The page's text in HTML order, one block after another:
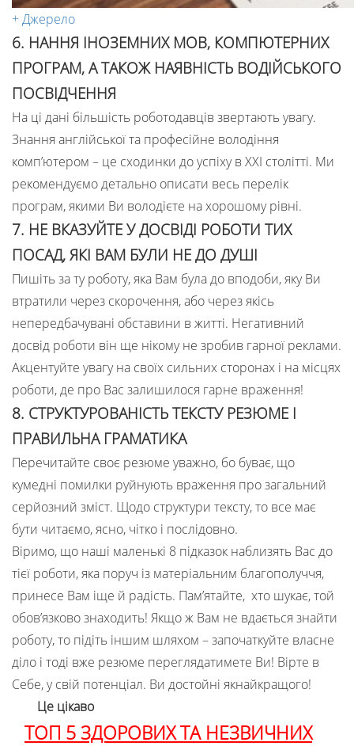
+ Джерело
6. НАННЯ ІНОЗЕМНИХ МОВ, КОМПЮТЕРНИХ
ПРОГРАМ, А ТАКОЖ НАЯВНІСТЬ ВОДІЙСЬКОГО
ПОСВІДЧЕННЯ
На ці дані більшість роботодавців звертають увагу.
Знання англійської та професійне володіння
комп’ютером – це сходинки до успіху в ХХІ столітті. Ми
рекомендуємо детально описати весь перелік
програм, якими Ви володієте на хорошому рівні.
7. НЕ ВКАЗУЙТЕ У ДОСВІДІ РОБОТИ ТИХ
ПОСАД, ЯКІ ВАМ БУЛИ НЕ ДО ДУШІ
Пишіть за ту роботу, яка Вам була до вподоби, яку Ви
втратили через скорочення, або через якісь
непередбачувані обставини в житті. Негативний
досвід роботи він ще нікому не зробив гарної реклами.
Акцентуйте увагу на своїх сильних сторонах і на місцях
роботи, де про Вас залишилося гарне враження!
8. СТРУКТУРОВАНІСТЬ ТЕКСТУ РЕЗЮМЕ І
ПРАВИЛЬНА ГРАМАТИКА
Перечитайте своє резюме уважно, бо буває, що
кумедні помилки руйнують враження про загальний
серйозний зміст. Щодо структури тексту, то все має
бути читаємо, ясно, чітко і послідовно.
Віримо, що наші маленькі 8 підказок наблизять Вас до
тієї роботи, яка поруч із матеріальним благополуччя,
принесе Вам іще й радість. Пам’ятайте, хто шукає, той
обов’язково знаходить! Якщо ж Вам не вдається знайти
роботу, то підіть іншим шляхом – започаткуйте власне
діло і тоді вже резюме переглядатимете Ви! Вірте в
Себе, у свій потенціал. Ви достойні якнайкращого!
Це цікаво
ТОП 5 ЗДОРОВИХ ТА НЕЗВИЧНИХ